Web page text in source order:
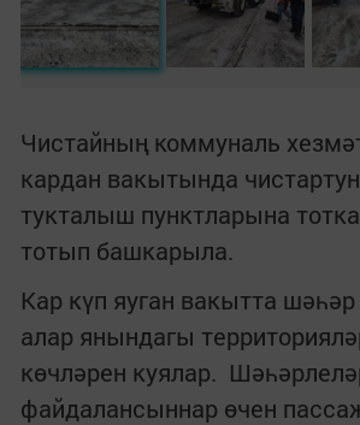
Чистайның коммуналь
кардан вакытында
тукталыш пунктларына
тотып башкарыла.
Кар күп яуган вакытта
алар янындагы
көчләрен куялар.
файдалансыннар өчен